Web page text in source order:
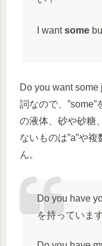
I wantsome
Do you want some
詞なので、
の液体、砂や砂糖
ないものは”a”や
ん。
Do you have
を持っていま